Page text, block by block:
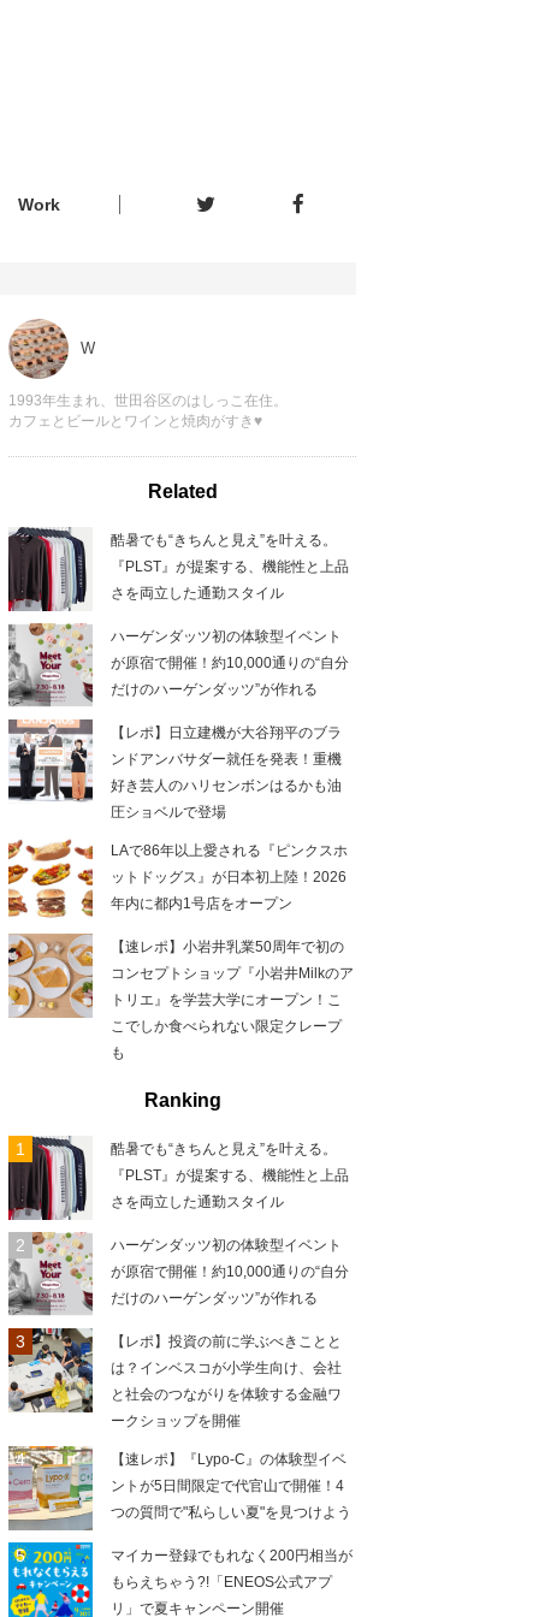
Work
W
1993年生まれ、世田谷区のはしっこ在住。
カフェとビールとワインと焼肉がすき♥
Related
酷暑でも“きちんと見え”を叶える。
『PLST』が提案する、機能性と上品
さを両立した通勤スタイル
ハーゲンダッツ初の体験型イベント
が原宿で開催！約10,000通りの“自分
だけのハーゲンダッツ”が作れる
【レポ】日立建機が大谷翔平のブラ
ンドアンバサダー就任を発表！重機
好き芸人のハリセンボンはるかも油
圧ショベルで登場
LAで86年以上愛される『ピンクスホ
ットドッグス』が日本初上陸！2026
年内に都内1号店をオープン
【速レポ】小岩井乳業50周年で初の
コンセプトショップ『小岩井Milkのア
トリエ』を学芸大学にオープン！こ
こでしか食べられない限定クレープ
も
Ranking
酷暑でも“きちんと見え”を叶える。
『PLST』が提案する、機能性と上品
さを両立した通勤スタイル
ハーゲンダッツ初の体験型イベント
が原宿で開催！約10,000通りの“自分
だけのハーゲンダッツ”が作れる
【レポ】投資の前に学ぶべきことと
は？インベスコが小学生向け、会社
と社会のつながりを体験する金融ワ
ークショップを開催
【速レポ】『Lypo-C』の体験型イベ
ントが5日間限定で代官山で開催！4
つの質問で"私らしい夏"を見つけよう
マイカー登録でもれなく200円相当が
もらえちゃう?!「ENEOS公式アプ
リ」で夏キャンペーン開催